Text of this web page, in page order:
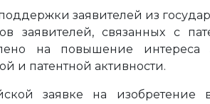
заявителей из
заявителей, связанных с
на повышение интереса
и патентной активности.
заявке на